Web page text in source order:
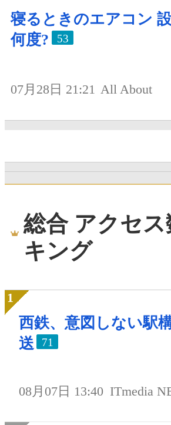
寝るときのエアコン
何度?
53
07月28日 21:21 All About
総合 アクセ
キング
西鉄、意図しない駅
送
71
08月07日 13:40 ITmedia